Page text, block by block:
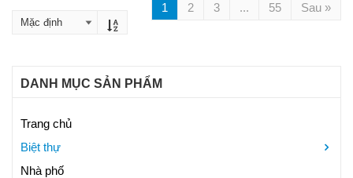
1 2 3 ... 55 Sau »
DANH MỤC SẢN PHẨM
Trang chủ
Biệt thự
Nhà phố